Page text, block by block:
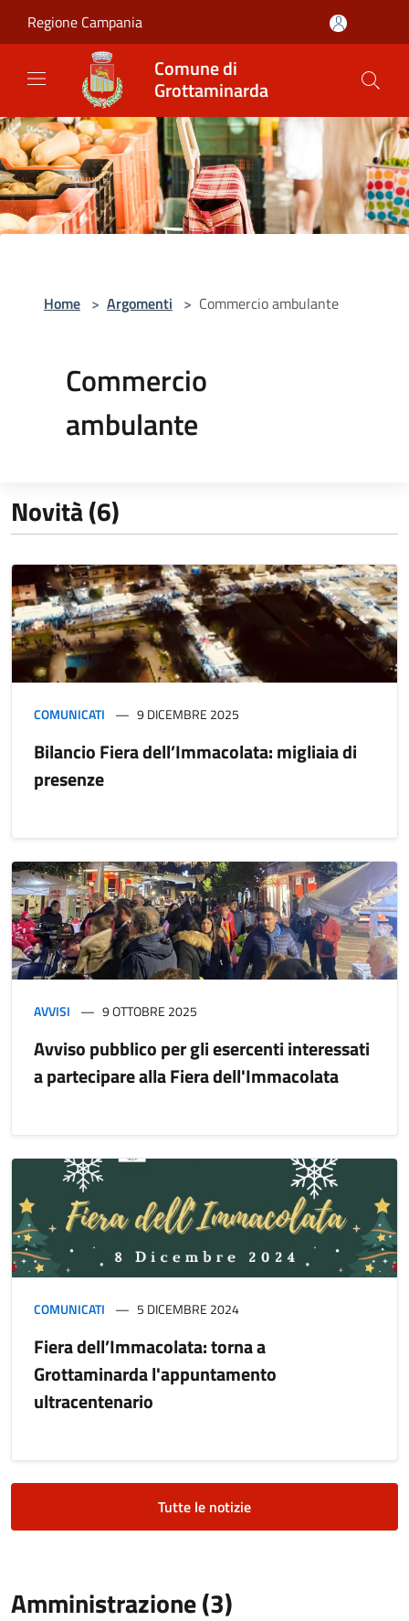
Regione Campania
Comune di
Grottaminarda
Home > Argomenti > Commercio ambulante
Commercio
ambulante
Novità (6)
COMUNICATI 9 DICEMBRE 2025
Bilancio Fiera dell’Immacolata: migliaia di
presenze
AVVISI 9 OTTOBRE 2025
Avviso pubblico per gli esercenti interessati
a partecipare alla Fiera dell'Immacolata
COMUNICATI 5 DICEMBRE 2024
Fiera dell’Immacolata: torna a
Grottaminarda l'appuntamento
ultracentenario
Tutte le notizie
Amministrazione (3)